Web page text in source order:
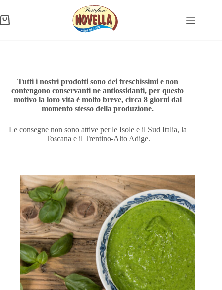
contenuto
Carrello
Tutti i nostri prodotti sono dei freschissimi e non
contengono conservanti ne antiossidanti, per questo
motivo la loro vita è molto breve, circa 8 giorni dal
momento stesso della produzione.
Le consegne non sono attive per le Isole e il Sud Italia, la
Toscana e il Trentino-Alto Adige.